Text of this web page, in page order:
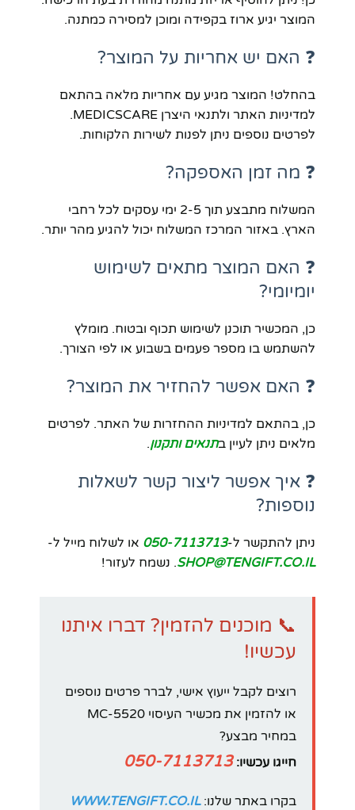
המוצר יגיע ארוז בקפידה ומוכן למסירה כמתנה.
❓ האם יש אחריות על המוצר?
בהחלט! המוצר מגיע עם אחריות מלאה בהתאם
למדיניות האתר ולתנאי היצרן MEDICSCARE.
לפרטים נוספים ניתן לפנות לשירות הלקוחות.
❓ מה זמן האספקה?
המשלוח מתבצע תוך 2-5 ימי עסקים לכל רחבי
הארץ. באזור המרכז המשלוח יכול להגיע מהר יותר.
❓ האם המוצר מתאים לשימוש
יומיומי?
כן, המכשיר תוכנן לשימוש תכוף ובטוח. מומלץ
להשתמש בו מספר פעמים בשבוע או לפי הצורך.
❓ האם אפשר להחזיר את המוצר?
כן, בהתאם למדיניות ההחזרות של האתר. לפרטים
מלאים ניתן לעיין בתנאים ותקנון.
❓ איך אפשר ליצור קשר לשאלות
נוספות?
ניתן להתקשר ל-050-7113713 או לשלוח מייל ל-
SHOP@TENGIFT.CO.IL. נשמח לעזור!
📞 מוכנים להזמין? דברו איתנו
עכשיו!
רוצים לקבל ייעוץ אישי, לברר פרטים נוספים
או להזמין את מכשיר העיסוי MC-5520
במחיר מבצע?
חייגו עכשיו: 050-7113713
בקרו באתר שלנו:WWW.TENGIFT.CO.IL